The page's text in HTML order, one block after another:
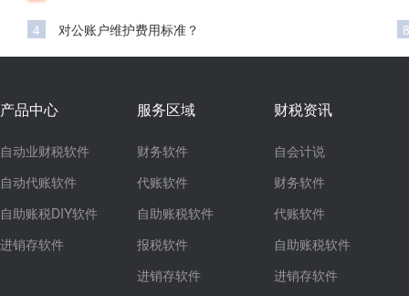
4 对公账户维护费用标准？ 8
产品中心
自动业财税软件
自动代账软件
自助账税DIY软件
进销存软件
服务区域
财务软件
代账软件
自助账税软件
报税软件
进销存软件
财税资讯
自会计说
财务软件
代账软件
自助账税软件
进销存软件